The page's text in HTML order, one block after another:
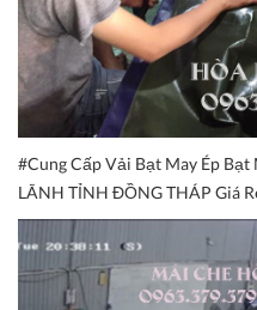
#Cung Cấp Vải Bạt May Ép
LÃNH TỈNH ĐỒNG THÁP Giá